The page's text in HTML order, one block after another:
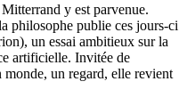
y est parvenue.
philosophe publie ces jours-ci
un essai ambitieux sur la
artificielle. Invitée de
monde, un regard, elle revient